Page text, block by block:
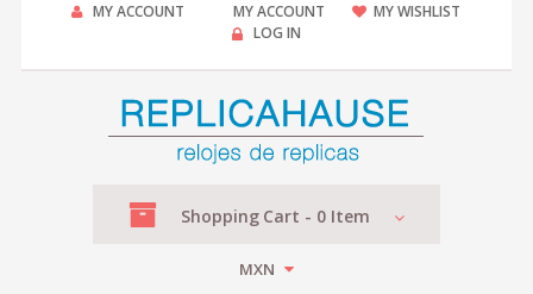
MY ACCOUNT MY ACCOUNT
MY WISHLIST
LOG IN
Shopping Cart - 0Item
MXN